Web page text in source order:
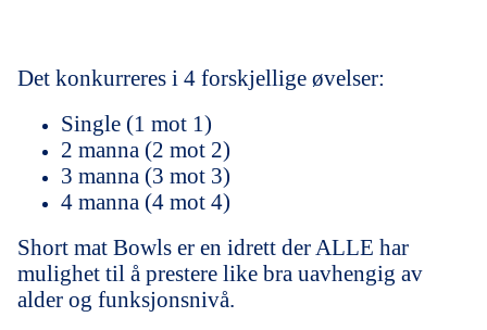
Det konkurreres i 4 forskjellige øvelser:
Single (1 mot 1)
2 manna (2 mot 2)
3 manna (3 mot 3)
4 manna (4 mot 4)
Short mat Bowls er en idrett der ALLE har
mulighet til å prestere like bra uavhengig av
alder og funksjonsnivå.